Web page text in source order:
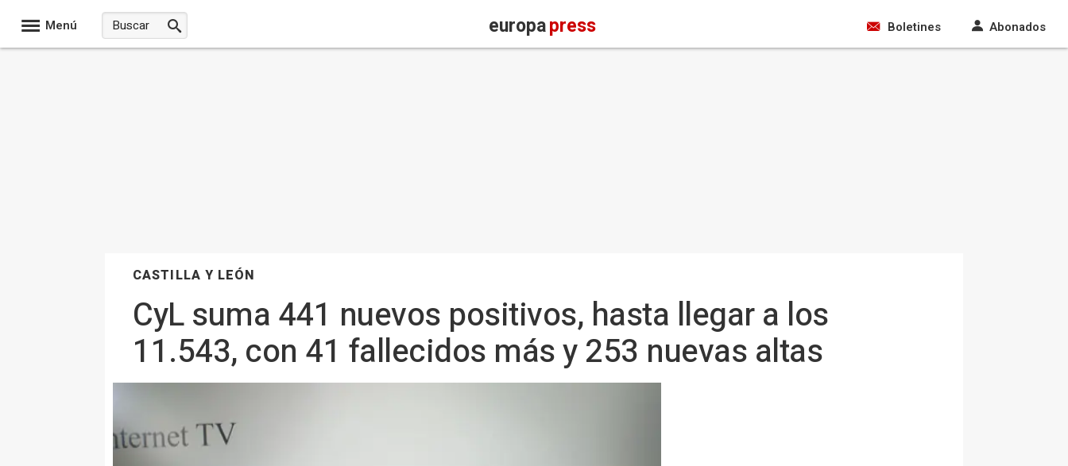
Menú europapress Boletines Abonados
CASTILLA Y LEÓN
CyL suma 441 nuevos positivos, hasta llegar a los
11.543, con 41 fallecidos más y 253 nuevas altas